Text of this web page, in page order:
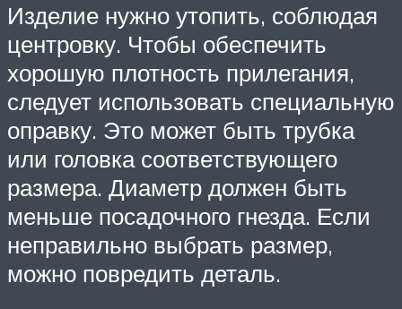
Изделие нужно утопить, соблюдая
центровку. Чтобы обеспечить
хорошую плотность прилегания,
следует использовать специальную
оправку. Это может быть трубка
или головка соответствующего
размера. Диаметр должен быть
меньше посадочного гнезда. Если
неправильно выбрать размер,
можно повредить деталь.